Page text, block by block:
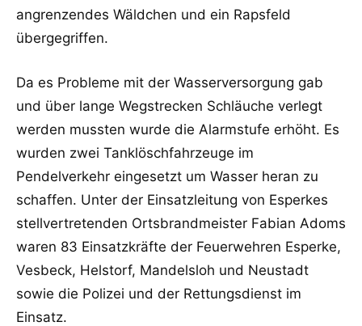
angrenzendes Wäldchen und ein Rapsfeld
übergegriffen.
Da es Probleme mit der Wasserversorgung gab
und über lange Wegstrecken Schläuche verlegt
werden mussten wurde die Alarmstufe erhöht. Es
wurden zwei Tanklöschfahrzeuge im
Pendelverkehr eingesetzt um Wasser heran zu
schaffen. Unter der Einsatzleitung von Esperkes
stellvertretenden Ortsbrandmeister Fabian Adoms
waren 83 Einsatzkräfte der Feuerwehren Esperke,
Vesbeck, Helstorf, Mandelsloh und Neustadt
sowie die Polizei und der Rettungsdienst im
Einsatz.